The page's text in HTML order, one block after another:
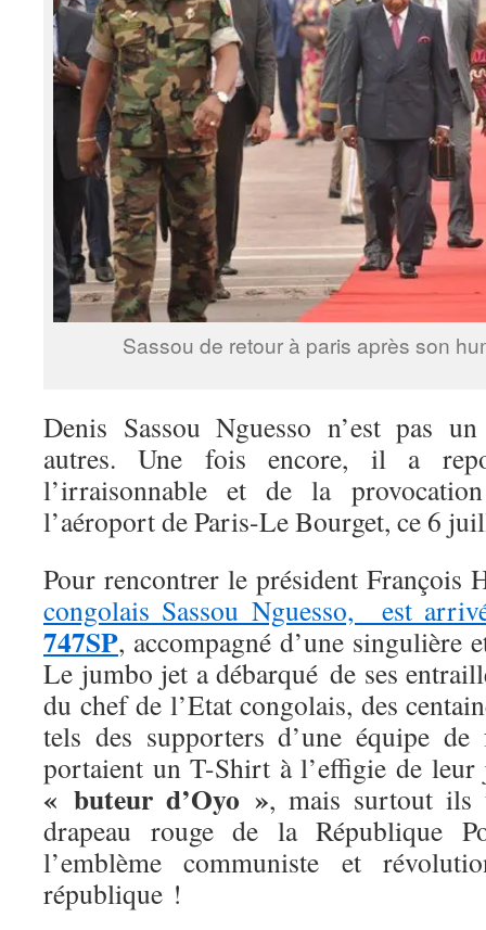
Sassou de retour à paris après son
Denis Sassou Nguesso n’est pas
autres. Une fois encore, il a
l’irraisonnable et de la
l’aéroport de Paris-Le Bourget, ce 6
Pour rencontrer le président François
congolais Sassou Nguesso, est
747SP, accompagné d’une singulière
Le jumbo jet a débarqué de ses
du chef de l’Etat congolais, des
tels des supporters d’une équipe
portaient un T-Shirt à l’effigie de
« buteur d’Oyo », mais surtout ils
drapeau rouge de la République
l’emblème communiste et
république !